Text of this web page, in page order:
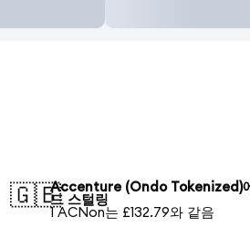
🇬🇧Accenture (Ondo Tokenized)
드 스털링
1 ACNon는 £132.79와 같음